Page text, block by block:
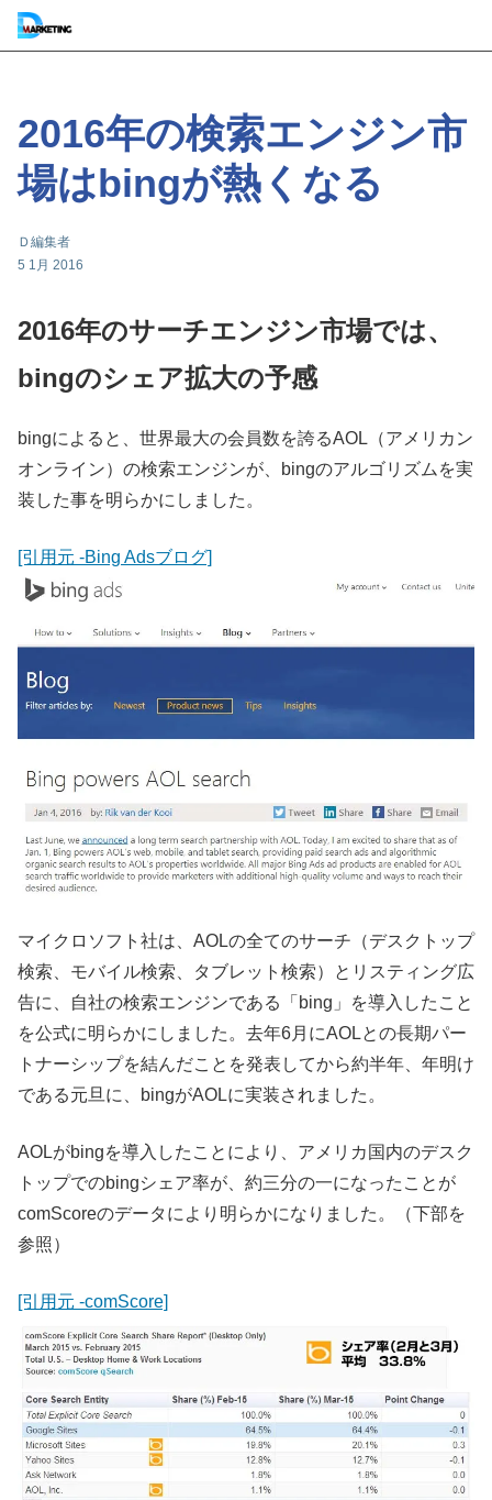
2016年の検索エンジン市
場はbingが熱くなる
Ｄ編集者
5 1月 2016
2016年のサーチエンジン市場では、
bingのシェア拡大の予感
bingによると、世界最大の会員数を誇るAOL（アメリカン
オンライン）の検索エンジンが、bingのアルゴリズムを実
装した事を明らかにしました。
[引用元 -Bing Adsブログ]
マイクロソフト社は、AOLの全てのサーチ（デスクトップ
検索、モバイル検索、タブレット検索）とリスティング広
告に、自社の検索エンジンである「bing」を導入したこと
を公式に明らかにしました。去年6月にAOLとの長期パー
トナーシップを結んだことを発表してから約半年、年明け
である元旦に、bingがAOLに実装されました。
AOLがbingを導入したことにより、アメリカ国内のデスク
トップでのbingシェア率が、約三分の一になったことが
comScoreのデータにより明らかになりました。（下部を
参照）
[引用元 -comScore]